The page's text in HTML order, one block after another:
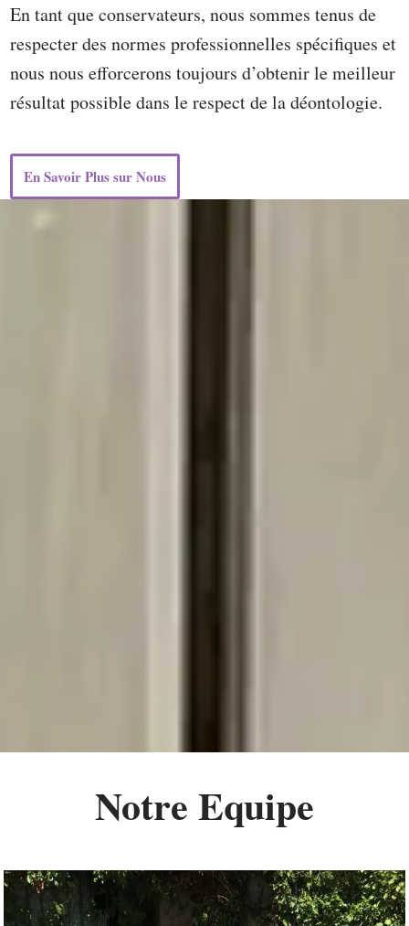
En tant que conservateurs, nous sommes tenus de
respecter des normes professionnelles spécifiques et
nous nous efforcerons toujours d’obtenir le meilleur
résultat possible dans le respect de la déontologie.
En Savoir Plus sur Nous
Notre Equipe